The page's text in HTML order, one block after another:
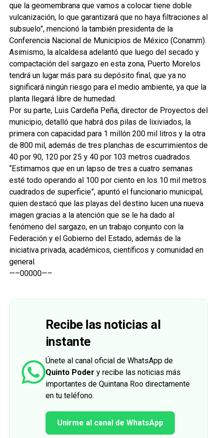
que la geomembrana que vamos a colocar tiene doble
vulcanización, lo que garantizará que no haya filtraciones al
subsuelo”, mencionó la también presidenta de la
Conferencia Nacional de Municipios de México (Conamm).
Asimismo, la alcaldesa adelantó que luego del secado y
compactación del sargazo en esta zona, Puerto Morelos
tendrá un lugar más para su depósito final, que ya no
significará ningún riesgo para el medio ambiente, ya que la
planta llegará libre de humedad.
Por su parte, Luis Cardeña Peña, director de Proyectos del
municipio, detalló que habrá dos pilas de lixiviados, la
primera con capacidad para 1 millón 200 mil litros y la otra
de 800 mil, además de tres planchas de escurrimientos de
40 por 90, 120 por 25 y 40 por 103 metros cuadrados.
“Estimamos que en un lapso de tres a cuatro semanas
esté todo operando al 100 por ciento en los 10 mil metros
cuadrados de superficie”, apuntó el funcionario municipal,
quien destacó que las playas del destino lucen una nueva
imagen gracias a la atención que se le ha dado al
fenómeno del sargazo, en un trabajo conjunto con la
Federación y el Gobierno del Estado, además de la
iniciativa privada, académicos, científicos y comunidad en
general.
—–00000—–
Recibe las noticias al
instante
Únete al canal oficial de WhatsApp de
Quinto Poder y recibe las noticias más
importantes de Quintana Roo directamente
en tu teléfono.
Unirme al canal de WhatsApp